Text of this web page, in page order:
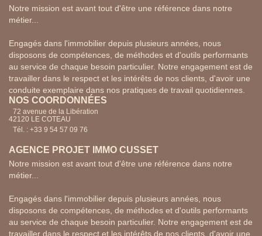
Notre mission est avant tout d'être une référence dans notre
métier...
Engagés dans l'immobilier depuis plusieurs années, nous
disposons de compétences, de méthodes et d'outils performants
au service de chaque besoin particulier. Notre engagement est de
travailler dans le respect et les intérêts de nos clients, d'avoir une
conduite exemplaire dans nos pratiques de travail quotidiennes.
NOS COORDONNÉES
72 avenue de la Libération
42120 LE COTEAU
Tél. : +33 9 54 57 09 76
AGENCE PROJET IMMO CUSSET
Notre mission est avant tout d'être une référence dans notre
métier...
Engagés dans l'immobilier depuis plusieurs années, nous
disposons de compétences, de méthodes et d'outils performants
au service de chaque besoin particulier. Notre engagement est de
travailler dans le respect et les intérêts de nos clients, d'avoir une